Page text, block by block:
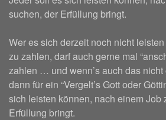
suchen, der Erfüllung bringt.
Wer es sich derzeit noch nicht
zu zahlen, darf auch gerne mal
zahlen … und wenn’s auch das
dann für ein “Vergelt’s Gott oder
sich leisten können, nach einem Job
Erfüllung bringt.